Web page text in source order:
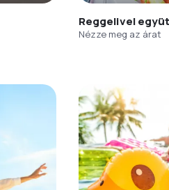
Reggelivel
Nézze meg az árat